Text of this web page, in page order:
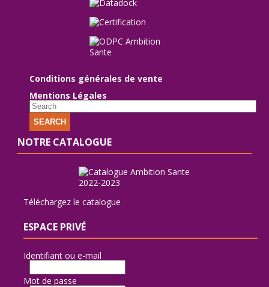
Conditions générales de vente
Mentions Légales
SEARCH
NOTRE CATALOGUE
Téléchargez le catalogue
ESPACE PRIVÉ
Identifiant ou e-mail
Mot de passe